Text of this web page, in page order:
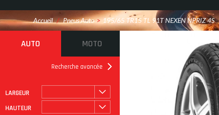
Accueil / Pneus Auto > 195/65 TR15 TL 91T NEXEN NPRIZ 4S
AUTO MOTO
Recherche avancée
LARGEUR
HAUTEUR
ROULAGE À PLAT